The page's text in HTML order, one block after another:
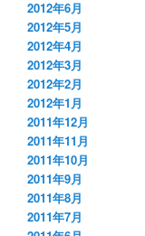
2012年6月
2012年5月
2012年4月
2012年3月
2012年2月
2012年1月
2011年12月
2011年11月
2011年10月
2011年9月
2011年8月
2011年7月